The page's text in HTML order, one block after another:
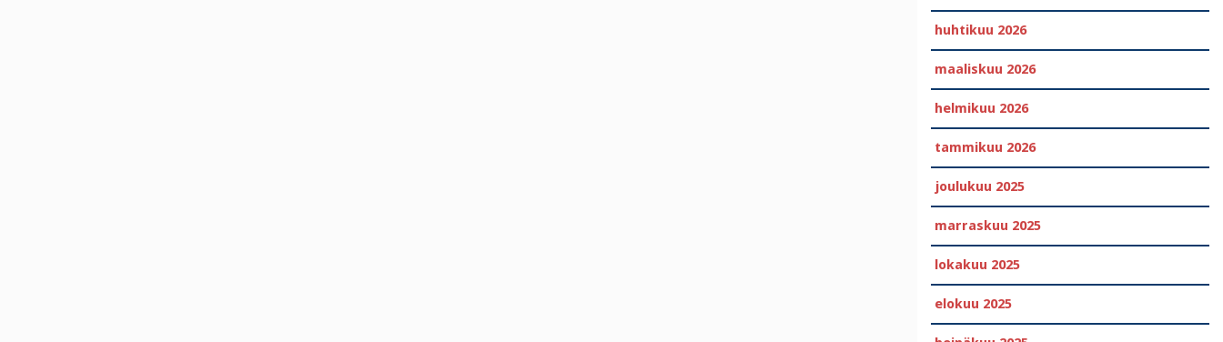
huhtikuu 2026
maaliskuu 2026
helmikuu 2026
tammikuu 2026
joulukuu 2025
marraskuu 2025
lokakuu 2025
elokuu 2025